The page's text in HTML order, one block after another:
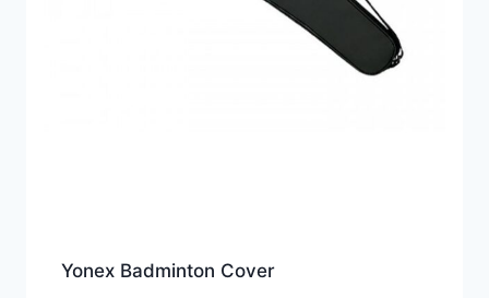
Yonex Badminton Cover